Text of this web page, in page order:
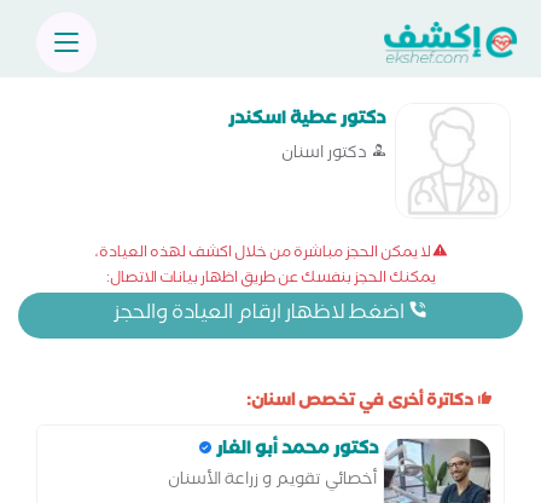
دكتور عطية اسكندر
دكتور اسنان
لا يمكن الحجز مباشرة من خلال اكشف لهذه العيادة،
يمكنك الحجز بنفسك عن طريق اظهار بيانات الاتصال:
اضغط لاظهار ارقام العيادة والحجز
دكاترة أخرى في تخصص اسنان:
دكتور محمد أبو الغار
أخصائي تقويم و زراعة الأسنان